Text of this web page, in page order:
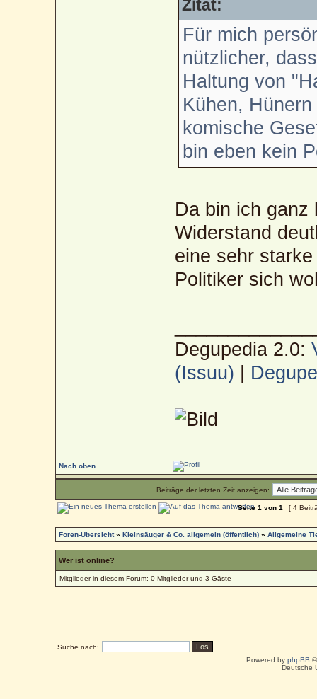
Zitat:
Für mich
nützlicher,
Haltung von
Kühen,
komische
bin eben kein
Da bin ich ganz
Widerstand
eine sehr
Politiker sich
Degupedia 2.0:
(Issuu)
Nach oben
Beiträge der letzten Zeit anzeigen:
Seite1 von1 [ 4
Foren-Übersicht»Kleinsäuger & Co. allgemein (öffentlich) »Allgemeine
Wer ist online?
Mitglieder in diesem Forum: 0 Mitglieder und 3 Gäste
Suche nach:
Powered by phpBB
Deutsche